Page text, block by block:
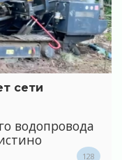
сети
водопровода
128